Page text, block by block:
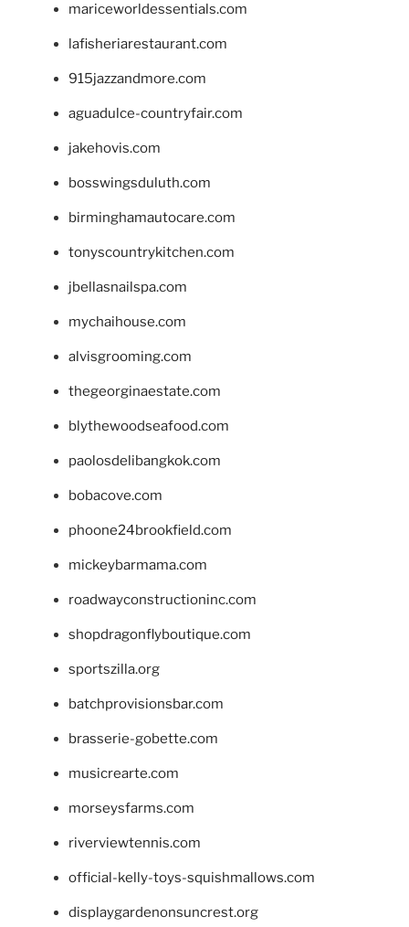
mariceworldessentials.com
lafisheriarestaurant.com
915jazzandmore.com
aguadulce-countryfair.com
jakehovis.com
bosswingsduluth.com
birminghamautocare.com
tonyscountrykitchen.com
jbellasnailspa.com
mychaihouse.com
alvisgrooming.com
thegeorginaestate.com
blythewoodseafood.com
paolosdelibangkok.com
bobacove.com
phoone24brookfield.com
mickeybarmama.com
roadwayconstructioninc.com
shopdragonflyboutique.com
sportszilla.org
batchprovisionsbar.com
brasserie-gobette.com
musicrearte.com
morseysfarms.com
riverviewtennis.com
official-kelly-toys-squishmallows.com
displaygardenonsuncrest.org